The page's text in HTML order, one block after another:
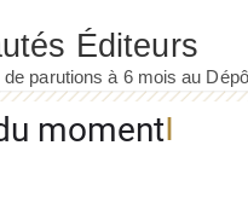
moment